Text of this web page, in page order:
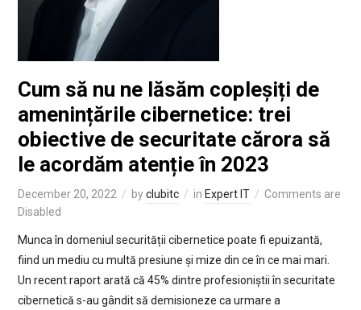
Cum să nu ne lăsăm copleșiți de
amenințările cibernetice: trei
obiective de securitate cărora să
le acordăm atenție în 2023
December 20, 2022 byclubitc in Expert IT
Comments are
Disabled
Munca în domeniul securității cibernetice poate fi epuizantă,
fiind un mediu cu multă presiune și mize din ce în ce mai mari.
Un recent raport arată că 45% dintre profesioniștii în securitate
cibernetică s-au gândit să demisioneze ca urmare a